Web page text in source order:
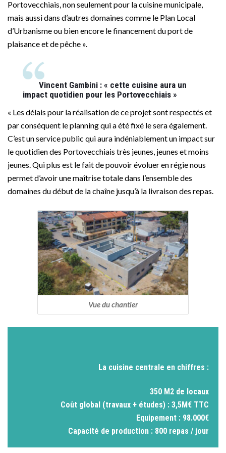
Portovecchiais, non seulement pour la cuisine municipale,
mais aussi dans d’autres domaines comme le Plan Local
d’Urbanisme ou bien encore le financement du port de
plaisance et de pêche ».
Vincent Gambini : « cette cuisine aura un
impact quotidien pour les Portovecchiais »
« Les délais pour la réalisation de ce projet sont respectés et
par conséquent le planning qui a été fixé le sera également.
C’est un service public qui aura indéniablement un impact sur
le quotidien des Portovecchiais très jeunes, jeunes et moins
jeunes. Qui plus est le fait de pouvoir évoluer en régie nous
permet d’avoir une maîtrise totale dans l’ensemble des
domaines du début de la chaîne jusqu’à la livraison des repas.
Vue du chantier
La cuisine centrale en chiffres :
350 M2 de locaux
Coût global (travaux + études) : 3,5M€ TTC
Equipement : 98.000€
Capacité de production : 800 repas / jour